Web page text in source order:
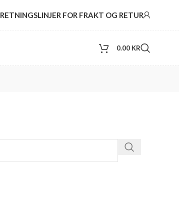
RETNINGSLINJER FOR FRAKT OG RETUR
0.00 KR